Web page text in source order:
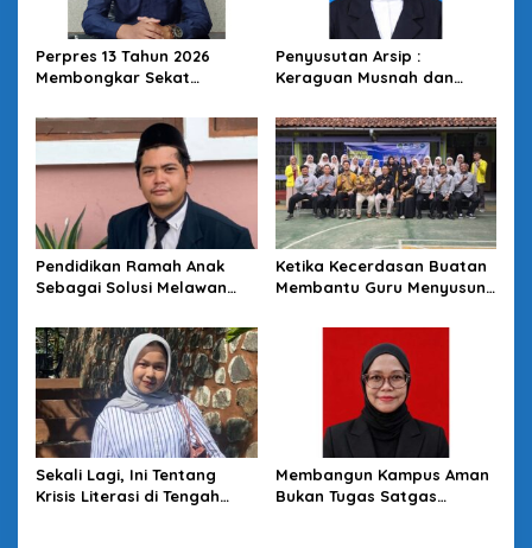
Perpres 13 Tahun 2026
Membongkar Sekat
Reformasi SKN
Penyusutan Arsip :
Keraguan Musnah dan
Pendidikan Ramah Anak
Sebagai Solusi Melawan
Sekolah
Ketika Kecerdasan Buatan
Membantu Guru Menyusun
Sekali Lagi, Ini Tentang
Krisis Literasi di Tengah
Membangun Kampus Aman
Bukan Tugas Satgas